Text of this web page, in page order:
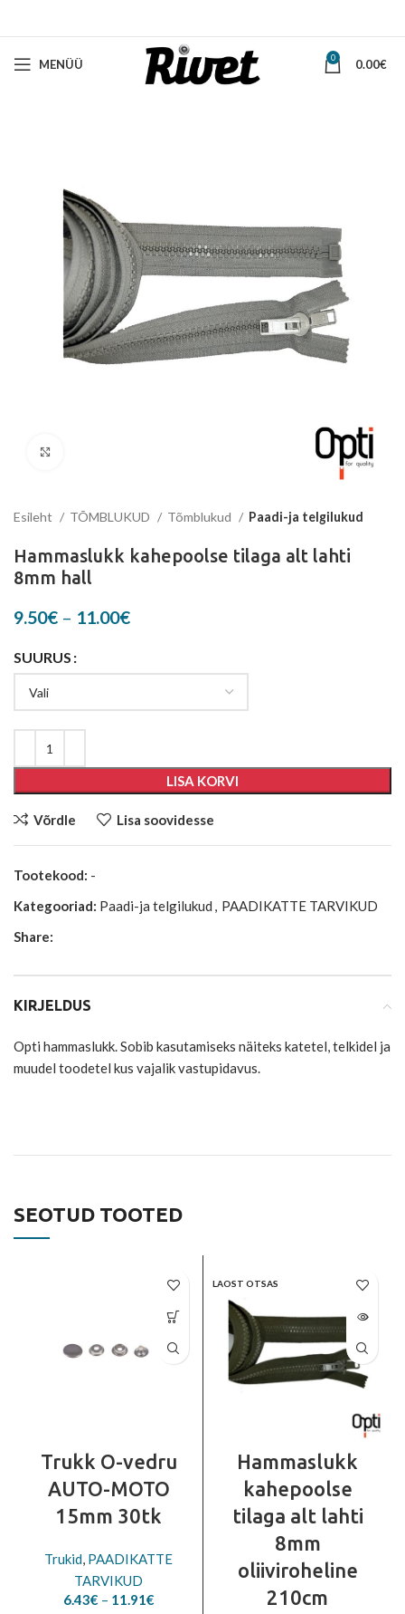
MENÜÜ 0 0.00€
Esileht TÕMBLUKUD Tõmblukud Paadi-ja telgilukud
Hammaslukk kahepoolse tilaga alt lahti
8mm hall
9.50€ – 11.00€Price
through
SUURUS
LISA KORVI
Võrdle Lisa soovidesse
Tootekood: -
Kategooriad: Paadi-ja telgilukud , PAADIKATTE TARVIKUD
Share:
KIRJELDUS
Opti hammaslukk. Sobib kasutamiseks näiteks katetel, telkidel ja
muudel toodetel kus vajalik vastupidavus.
SEOTUD TOOTED
Trukk O-vedru
AUTO-MOTO
15mm 30tk
Trukid, PAADIKATTE
TARVIKUD
6.43€ – 11.91€Price
LAOST OTSAS
Hammaslukk
kahepoolse
tilaga alt lahti
8mm
oliiviroheline
210cm